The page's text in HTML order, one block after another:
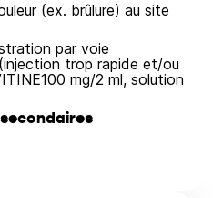
(ex. brûlure) au site
par voie
trop rapide et/ou
mg/2 ml, solution